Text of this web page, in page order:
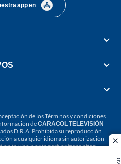
app en
de losTérminos y condiciones
deCARACOL TELEVISIÓN
D.R.A. Prohibida su reproducción
a cualquier idioma sin autorización
in whole or in part, or translation